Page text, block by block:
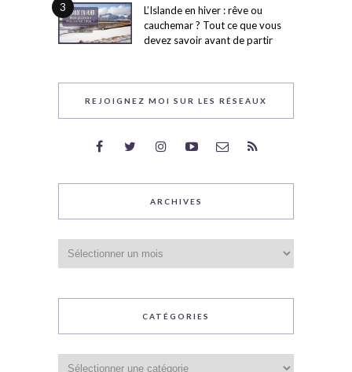
3
L’Islande en hiver : rêve ou
cauchemar ? Tout ce que vous
devez savoir avant de partir
REJOIGNEZ MOI SUR LES RÉSEAUX
ARCHIVES
CATÉGORIES